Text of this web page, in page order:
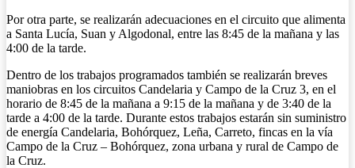
Por otra parte, se realizarán adecuaciones en el circuito que alimenta
a Santa Lucía, Suan y Algodonal, entre las 8:45 de la mañana y las
4:00 de la tarde.
Dentro de los trabajos programados también se realizarán breves
maniobras en los circuitos Candelaria y Campo de la Cruz 3, en el
horario de 8:45 de la mañana a 9:15 de la mañana y de 3:40 de la
tarde a 4:00 de la tarde. Durante estos trabajos estarán sin suministro
de energía Candelaria, Bohórquez, Leña, Carreto, fincas en la vía
Campo de la Cruz – Bohórquez, zona urbana y rural de Campo de
la Cruz.